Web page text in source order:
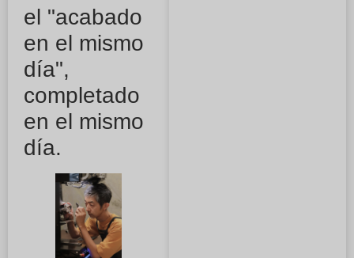
el "acabado
en el mismo
día",
completado
en el mismo
día.